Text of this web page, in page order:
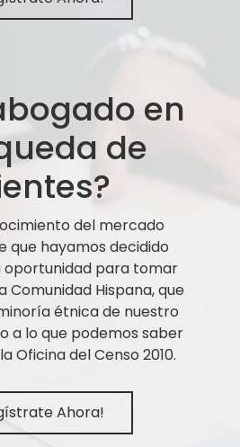
en
de
del mercado
que hayamos decidido
para tomar
Hispana, que
étnica de nuestro
a lo que podemos saber
Oficina del Censo 2010.
Ahora!